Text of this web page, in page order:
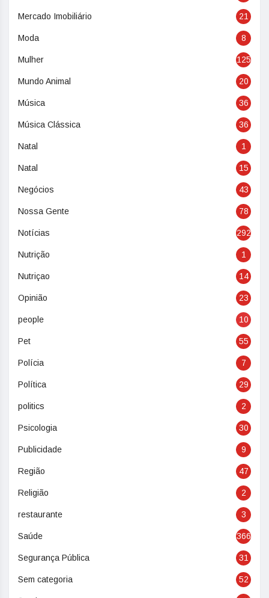
Mercado Imobiliário 21
Moda 8
Mulher 125
Mundo Animal 20
Música 36
Música Clássica 36
Natal 1
Natal 15
Negócios 43
Nossa Gente 78
Notícias 292
Nutrição 1
Nutriçao 14
Opinião 23
people 10
Pet 55
Polícia 7
Política 29
politics 2
Psicologia 30
Publicidade 9
Região 47
Religião 2
restaurante 3
Saúde 366
Segurança Pública 31
Sem categoria 52